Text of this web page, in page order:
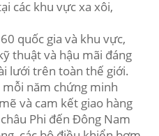
các khu vực xa xôi,
quốc gia và khu vực,
thuật và hậu mãi đáng
lưới trên toàn thế giới.
năm chứng minh
và cam kết giao hàng
Phi đến Đông Nam